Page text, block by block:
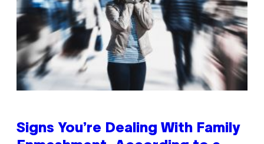
Signs You’re Dealing With Family